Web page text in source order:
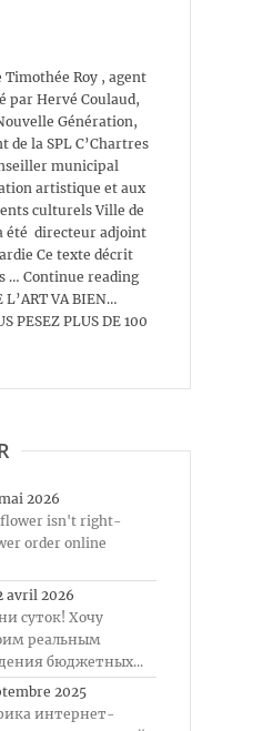
Timothée Roy , agent
par Hervé Coulaud,
Génération,
de la SPL C’Chartres
municipal
artistique et aux
culturels Ville de
été directeur adjoint
Ce texte décrit
… Continue reading
L’ART VA BIEN…
PESEZ PLUS DE 100
2026
flower isn't right-
order online
avril 2026
суток! Хочу
реальным
бюджетных...
2025
интернет-